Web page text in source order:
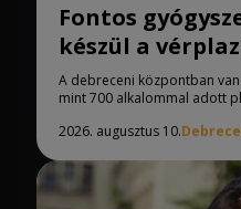
Fontos
készül a
A debreceni központban
mint 700 alkalommal adott
2026. augusztus 10.